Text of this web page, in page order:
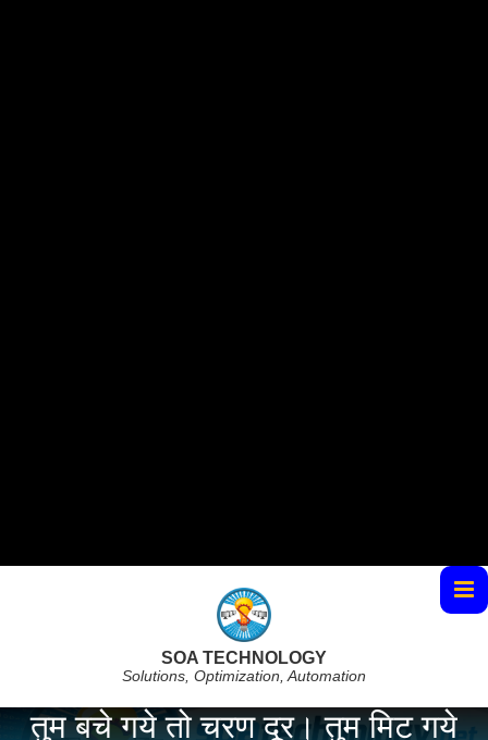
SOA TECHNOLOGY
Solutions, Optimization, Automation
तुम बचे गये तो चरण दूर। तुम मिट गये